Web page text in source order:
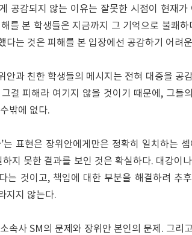
공감되지 않는 이유는 잘못한 시점이 현재
를 본 학생들은 지금까지 그 기억으로 불쾌
다는 것은 피해를 본 입장에선 공감하기 어려
안과 친한 학생들의 메시지는 전혀 대중을 공
걸 피해라 여기지 않을 것이기 때문에, 그들
밖에 없다.
는 표현은 장위안에게만은 정확히 일치하는
지 못한 결과를 보인 것은 확실하다. 대강이
는 것이고, 책임에 대한 부분을 해결하려 추
지지 않는다.
속사 SM의 문제와 장위안 본인의 문제. 그리